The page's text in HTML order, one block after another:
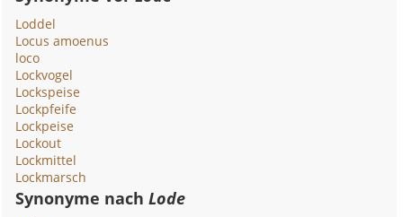
Loddel
Locus amoenus
loco
Lockvogel
Lockspeise
Lockpfeife
Lockpeise
Lockout
Lockmittel
Lockmarsch
Synonyme nachLode